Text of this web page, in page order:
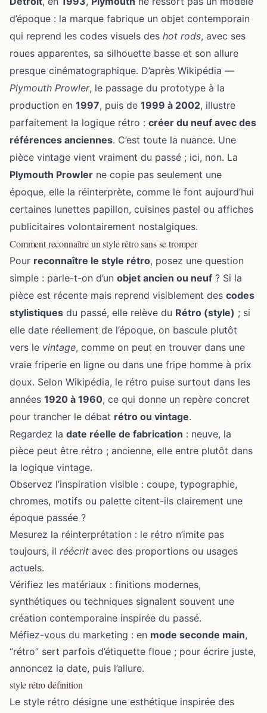
d’époque : la marque fabrique un objet contemporain
qui reprend les codes visuels des hot rods, avec ses
roues apparentes, sa silhouette basse et son allure
presque cinématographique. D’après Wikipédia —
Plymouth Prowler, le passage du prototype à la
production en 1997, puis de 1999 à 2002, illustre
parfaitement la logique rétro : créer du neuf avec des
références anciennes. C’est toute la nuance. Une
pièce vintage vient vraiment du passé ; ici, non. La
Plymouth Prowler ne copie pas seulement une
époque, elle la réinterprète, comme le font aujourd’hui
certaines lunettes papillon, cuisines pastel ou affiches
publicitaires volontairement nostalgiques.
Comment reconnaître un style rétro sans se tromper
Pour reconnaître le style rétro, posez une question
simple : parle-t-on d’un objet ancien ou neuf ? Si la
pièce est récente mais reprend visiblement des codes
stylistiques du passé, elle relève du Rétro (style) ; si
elle date réellement de l’époque, on bascule plutôt
vers le vintage, comme on peut en trouver dans une
vraie friperie en ligne ou dans une fripe homme à prix
doux. Selon Wikipédia, le rétro puise surtout dans les
années 1920 à 1960, ce qui donne un repère concret
pour trancher le débat rétro ou vintage.
Regardez la date réelle de fabrication : neuve, la
pièce peut être rétro ; ancienne, elle entre plutôt dans
la logique vintage.
Observez l’inspiration visible : coupe, typographie,
chromes, motifs ou palette citent-ils clairement une
époque passée ?
Mesurez la réinterprétation : le rétro n’imite pas
toujours, il réécrit avec des proportions ou usages
actuels.
Vérifiez les matériaux : finitions modernes,
synthétiques ou techniques signalent souvent une
création contemporaine inspirée du passé.
Méfiez-vous du marketing : en mode seconde main,
“rétro” sert parfois d’étiquette floue ; pour écrire juste,
annoncez la date, puis l’allure.
style rétro définition
Le style rétro désigne une esthétique inspirée des